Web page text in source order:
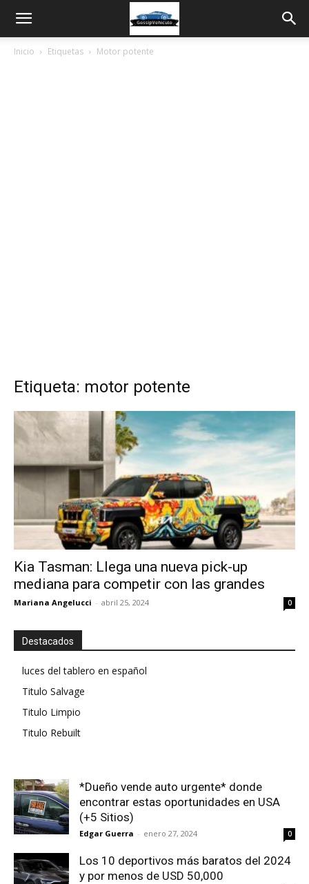
Inicio Etiquetas Motor potente
Etiqueta: motor potente
Kia Tasman: Llega una nueva pick-up
mediana para competir con las grandes
Mariana Angelucci - abril 25, 2024 0
Destacados
luces del tablero en español
Titulo Salvage
Titulo Limpio
Titulo Rebuilt
*Dueño vende auto urgente* donde
encontrar estas oportunidades en USA
(+5 Sitios)
Edgar Guerra - enero 27, 2024 0
Los 10 deportivos más baratos del 2024
y por menos de USD 50,000